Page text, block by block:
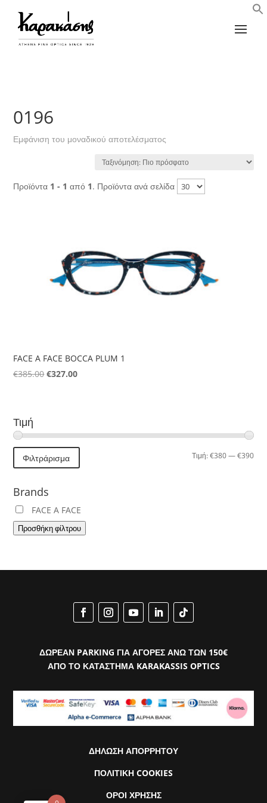
0196
Εμφάνιση του μοναδικού αποτελέσματος
Προϊόντα 1 - 1 από 1. Προϊόντα ανά σελίδα
FACE A FACE BOCCA PLUM 1
€385.00Original
€327.00Η
Τιμή
Φιλτράρισμα Τιμή:€380—€390
Brands
FACE A FACE
Προσθήκη φίλτρου
ΔΩΡΕΑΝ PARKING ΓΙΑ ΑΓΟΡΕΣ ΑΝΩ ΤΩΝ 150€
ΑΠΟ ΤΟ ΚΑΤΑΣΤΗΜΑ KARAKASSIS OPTICS
ΔΗΛΩΣΗ ΑΠΟΡΡΗΤΟΥ
ΠΟΛΙΤΙΚΗ COOKIES
ΟΡΟΙ ΧΡΗΣΗΣ